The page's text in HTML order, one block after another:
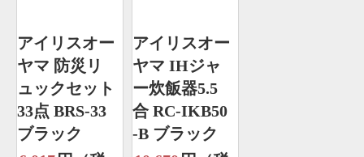
アイリスオー
ヤマ 防災リ
ュックセット
33点 BRS-33
ブラック
アイリスオー
ヤマ IHジャ
ー炊飯器5.5
合 RC-IKB50
-B ブラック